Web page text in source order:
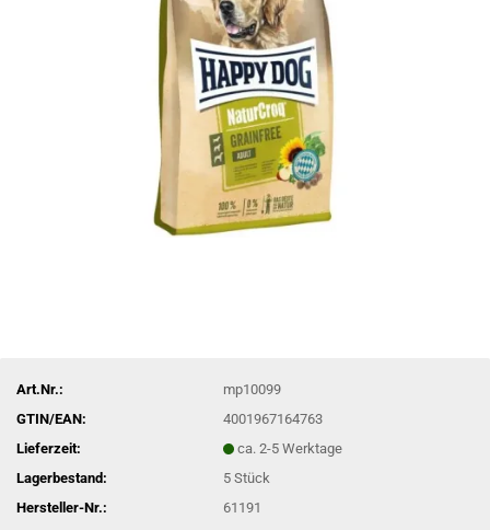
Art.Nr.:
mp10099
GTIN/EAN:
4001967164763
Lieferzeit:
ca. 2-5 Werktage
Lagerbestand:
5Stück
Hersteller-Nr.:
61191